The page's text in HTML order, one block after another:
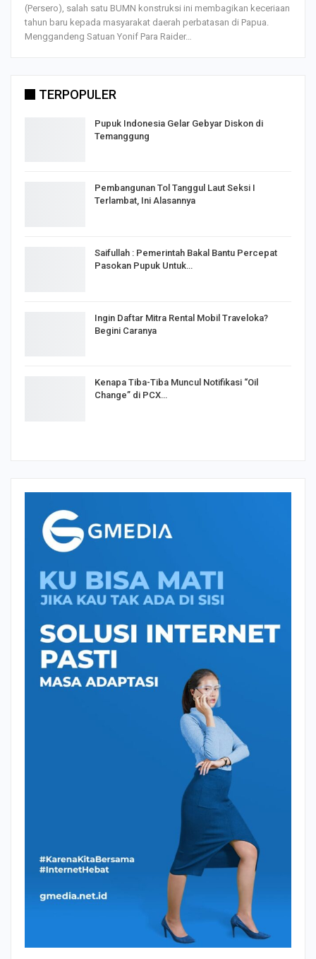
(Persero), salah satu BUMN konstruksi ini membagikan keceriaan
tahun baru kepada masyarakat daerah perbatasan di Papua.
Menggandeng Satuan Yonif Para Raider…
TERPOPULER
Pupuk Indonesia Gelar Gebyar Diskon di
Temanggung
Pembangunan Tol Tanggul Laut Seksi I
Terlambat, Ini Alasannya
Saifullah : Pemerintah Bakal Bantu Percepat
Pasokan Pupuk Untuk…
Ingin Daftar Mitra Rental Mobil Traveloka?
Begini Caranya
Kenapa Tiba-Tiba Muncul Notifikasi “Oil
Change” di PCX…